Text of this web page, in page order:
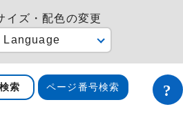
イズ・配色の変更
Language
索 ページ番号検索